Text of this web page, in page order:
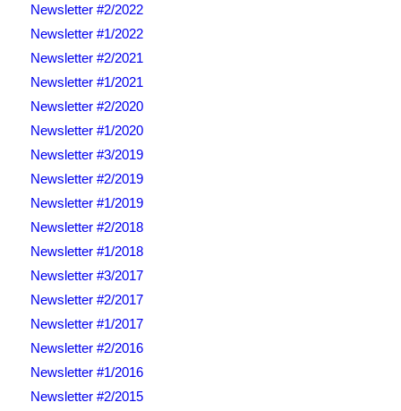
Newsletter #2/2022
Newsletter #1/2022
Newsletter #2/2021
Newsletter #1/2021
Newsletter #2/2020
Newsletter #1/2020
Newsletter #3/2019
Newsletter #2/2019
Newsletter #1/2019
Newsletter #2/2018
Newsletter #1/2018
Newsletter #3/2017
Newsletter #2/2017
Newsletter #1/2017
Newsletter #2/2016
Newsletter #1/2016
Newsletter #2/2015